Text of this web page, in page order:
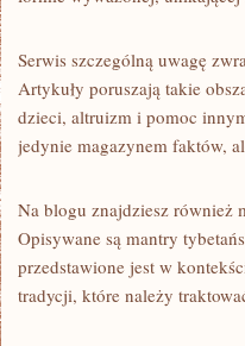
Serwis szczególną uwagę
Artykuły poruszają takie
dzieci, altruizm i pomoc
jedynie magazynem faktów,
Na blogu znajdziesz również
Opisywane są mantry
przedstawione jest w
tradycji, które należy